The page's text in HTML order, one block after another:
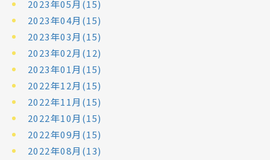
2023年05月(15)
2023年04月(15)
2023年03月(15)
2023年02月(12)
2023年01月(15)
2022年12月(15)
2022年11月(15)
2022年10月(15)
2022年09月(15)
2022年08月(13)